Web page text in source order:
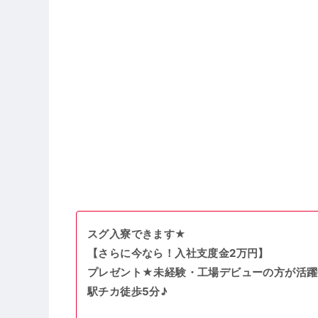
スグ入寮できます★
【さらに今なら！入社支度金2万円】
プレゼント★未経験・工場デビューの方が活
駅チカ徒歩5分♪